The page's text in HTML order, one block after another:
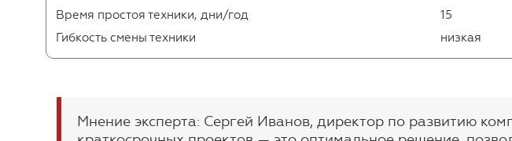
Время простоя техники, дни/год
15
Гибкость смены техники
низкая
Мнение эксперта: Сергей Иванов, директор по развитию